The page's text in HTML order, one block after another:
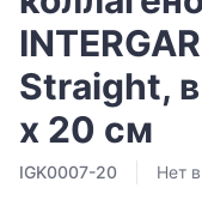
Straight,
х 20 см
IGK0007-20 Нет